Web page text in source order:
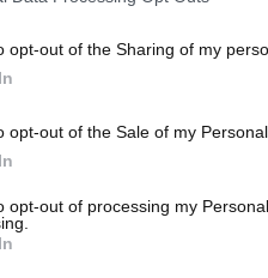
opt-out of the Sharing of my
opt-out of the Sale of my Personal
opt-out of processing my
possono arrivare a
elevati, ma anchemodelli
dei collezionisti.
una